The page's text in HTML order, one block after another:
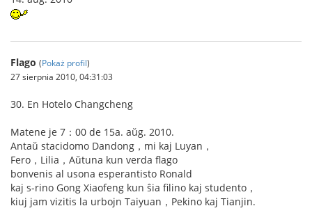
Flago (Pokaż profil)
27 sierpnia 2010, 04:31:03
30. En Hotelo Changcheng
Matene je 7：00 de 15a. aŭg. 2010.
Antaŭ stacidomo Dandong，mi kaj Luyan，
Fero，Lilia，Aŭtuna kun verda flago
bonvenis al usona esperantisto Ronald
kaj s-rino Gong Xiaofeng kun ŝia filino kaj studento，
kiuj jam vizitis la urbojn Taiyuan，Pekino kaj Tianjin.